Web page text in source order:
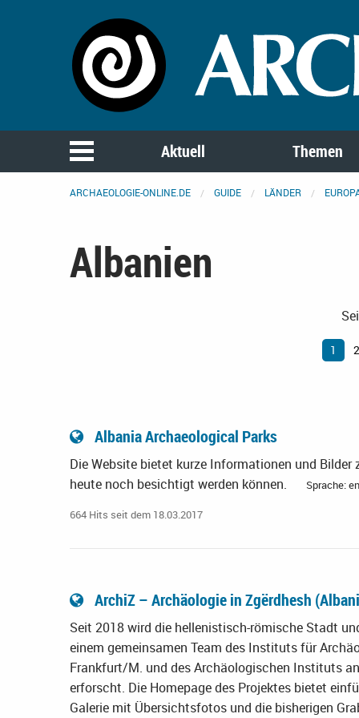
Aktuell Themen
ARCHAEOLOGIE-ONLINE.DE GUIDE LÄNDER
Albanien
1 2
Albania Archaeological Parks
Die Website bietet kurze Informationen und
heute noch besichtigt werden können.
Sprache:
664 Hits seit dem 18.03.2017
ArchiZ – Archäologie in Zgërdhesh
Seit 2018 wird die hellenistisch-römische Stadt
einem gemeinsamen Team des Instituts für
Frankfurt/M. und des Archäologischen Instituts
erforscht. Die Homepage des Projektes bietet
Galerie mit Übersichtsfotos und die bisherigen